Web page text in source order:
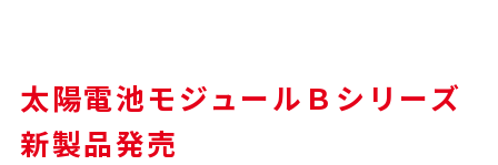
太陽電池モジュールＢシリーズ
新製品発売